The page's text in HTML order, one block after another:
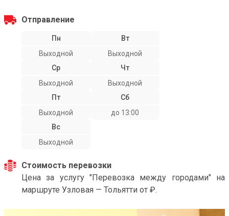
Отправление
Пн
Выходной
Вт
Выходной
Ср
Выходной
Чт
Выходной
Пт
Выходной
Сб
до 13:00
Вс
Выходной
Стоимость перевозки
Цена за услугу "Перевозка между городами" на
маршруте Узловая — Тольятти от ₽.